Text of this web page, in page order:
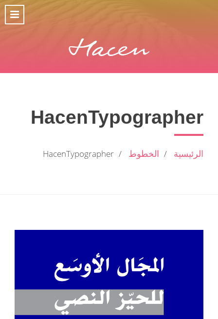
HacenTypographer
الرئيسية الخطوط HacenTypographer